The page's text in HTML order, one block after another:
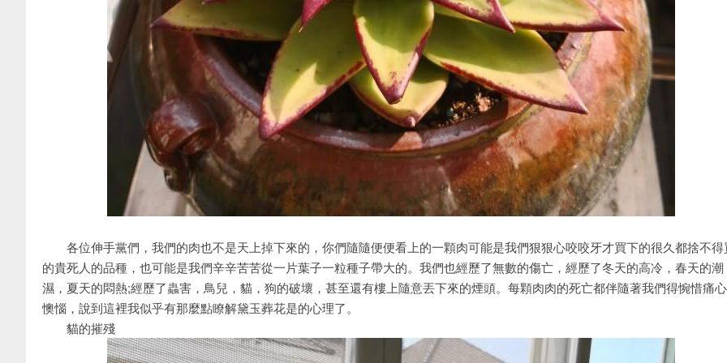
各位伸手黨們，我們的肉也不是天上掉下來的，你們隨隨便便看上的一顆肉可能是我們狠狠心咬咬牙才買下的很久都捨不得
的貴死人的品種，也可能是我們辛辛苦苦從一片葉子一粒種子帶大的。我們也經歷了無數的傷亡，經歷了冬天的高冷，春天的潮
濕，夏天的悶熱;經歷了蟲害，鳥兒，貓，狗的破壞，甚至還有樓上隨意丟下來的煙頭。每顆肉肉的死亡都伴隨著我們得惋惜痛
懊惱，說到這裡我似乎有那麼點瞭解黛玉葬花是的心理了。
貓的摧殘